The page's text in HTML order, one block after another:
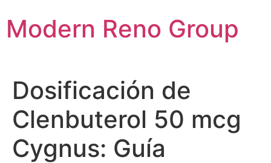
to
content
Modern Reno Group
Dosificación de
Clenbuterol 50 mcg
Cygnus: Guía